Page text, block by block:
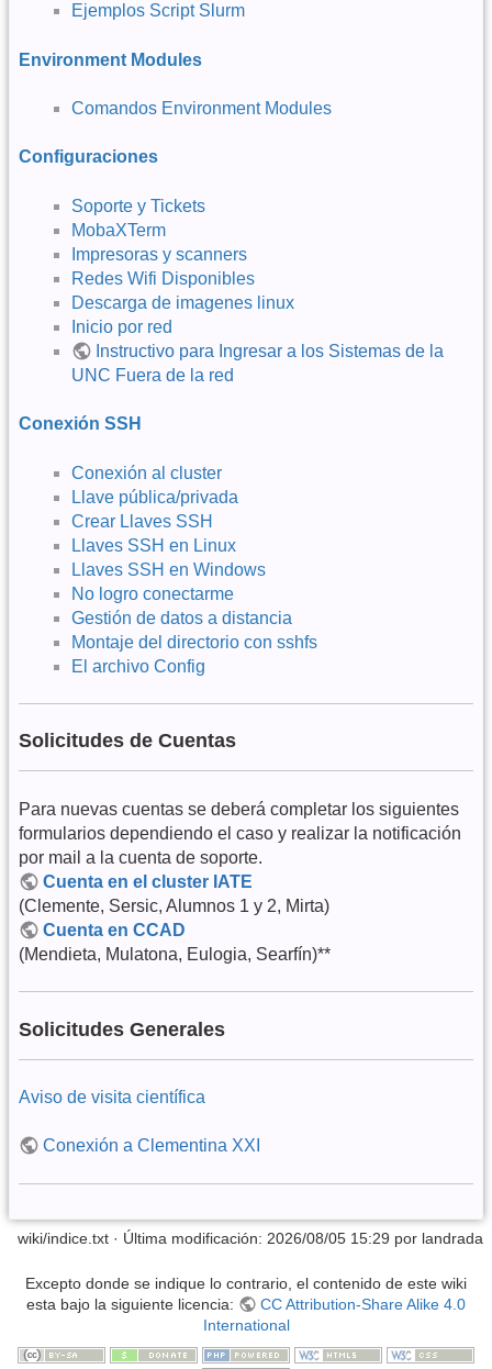
Ejemplos Script Slurm
Environment Modules
Comandos Environment Modules
Configuraciones
Soporte y Tickets
MobaXTerm
Impresoras y scanners
Redes Wifi Disponibles
Descarga de imagenes linux
Inicio por red
Instructivo para Ingresar a los Sistemas de la
UNC Fuera de la red
Conexión SSH
Conexión al cluster
Llave pública/privada
Crear Llaves SSH
Llaves SSH en Linux
Llaves SSH en Windows
No logro conectarme
Gestión de datos a distancia
Montaje del directorio con sshfs
El archivo Config
Solicitudes de Cuentas
Para nuevas cuentas se deberá completar los siguientes
formularios dependiendo el caso y realizar la notificación
por mail a la cuenta de soporte.
Cuenta en el cluster IATE
(Clemente, Sersic, Alumnos 1 y 2, Mirta)
Cuenta en CCAD
(Mendieta, Mulatona, Eulogia, Searfín)**
Solicitudes Generales
Aviso de visita científica
Conexión a Clementina XXI
wiki/indice.txt · Última modificación: 2026/08/05 15:29 por landrada
Excepto donde se indique lo contrario, el contenido de este wiki
esta bajo la siguiente licencia:
CC Attribution-Share Alike 4.0
International